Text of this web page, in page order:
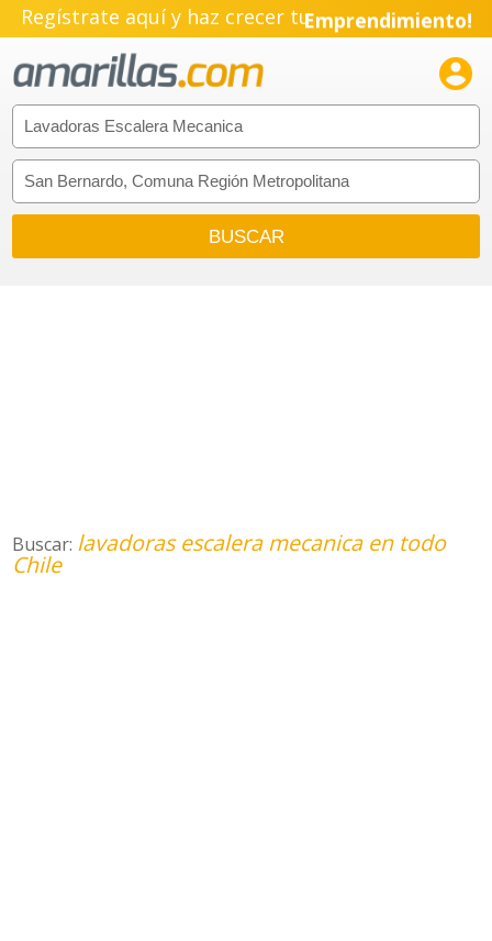
Regístrate aquí y haz crecer tuEmprendimiento!

Buscar: lavadoras escalera mecanica en todo
Chile